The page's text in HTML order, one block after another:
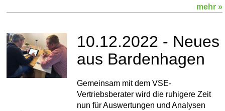
mehr »
10.12.2022 - Neues
aus Bardenhagen
Gemeinsam mit dem VSE-
Vertriebsberater wird die ruhigere Zeit
nun für Auswertungen und Analysen